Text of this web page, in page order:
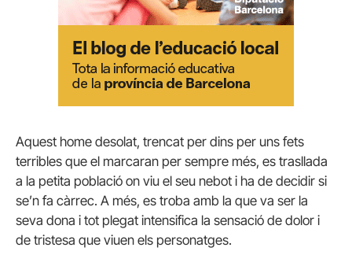
Aquest home desolat, trencat per dins per uns fets
terribles que el marcaran per sempre més, es trasllada
a la petita població on viu el seu nebot i ha de decidir si
se’n fa càrrec. A més, es troba amb la que va ser la
seva dona i tot plegat intensifica la sensació de dolor i
de tristesa que viuen els personatges.